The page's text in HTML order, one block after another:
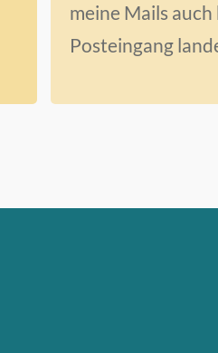
meine Mails auch
Posteingang